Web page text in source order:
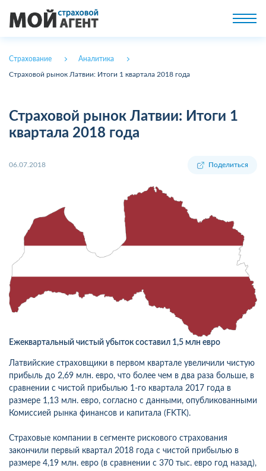
Страхование Аналитика
Страховой рынок Латвии: Итоги 1 квартала 2018 года
Страховой рынок Латвии: Итоги 1
квартала 2018 года
06.07.2018 Поделиться
Ежеквартальный чистый убыток составил 1,5 млн евро
Латвийские страховщики в первом квартале увеличили чистую
прибыль до 2,69 млн. евро, что более чем в два раза больше, в
сравнении с чистой прибылью 1-го квартала 2017 года в
размере 1,13 млн. евро, согласно с данными, опубликованными
Комиссией рынка финансов и капитала (FKTK).
Страховые компании в сегменте рискового страхования
закончили первый квартал 2018 года с чистой прибылью в
размере 4,19 млн. евро (в сравнении с 370 тыс. евро год назад),